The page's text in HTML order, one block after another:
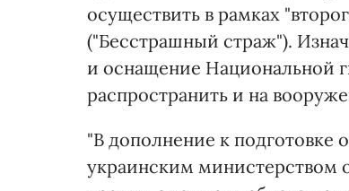
осуществить в рамках
("Бесстрашный страж").
и оснащение Национальной
распространить и на
"В дополнение к подготовке
украинским министерством